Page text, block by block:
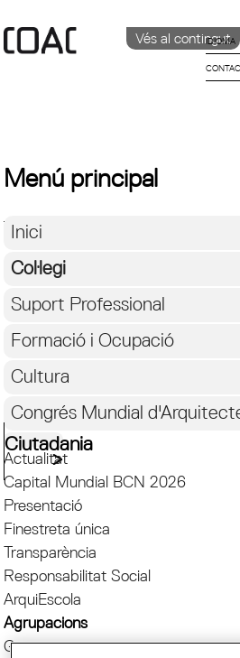
Vés al contingut
IDIOMA
Menú principal
Inici
Col·legi
Suport Professional
Formació i Ocupació
Cultura
Congrés Mundial
Ciutadania
Actualitat
Capital Mundial BCN 2026
Presentació
Finestreta única
Transparència
Responsabilitat Social
ArquiEscola
Agrupacions
Grups